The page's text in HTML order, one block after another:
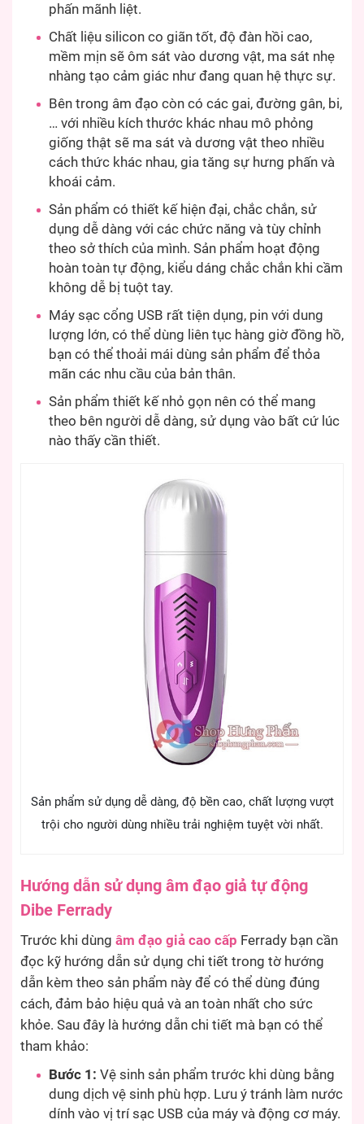
phấn mãnh liệt.
Chất liệu silicon co giãn tốt, độ đàn hồi cao,
mềm mịn sẽ ôm sát vào dương vật, ma sát nhẹ
nhàng tạo cảm giác như đang quan hệ thực sự.
Bên trong âm đạo còn có các gai, đường gân, bi,
… với nhiều kích thước khác nhau mô phỏng
giống thật sẽ ma sát và dương vật theo nhiều
cách thức khác nhau, gia tăng sự hưng phấn và
khoái cảm.
Sản phẩm có thiết kế hiện đại, chắc chắn, sử
dụng dễ dàng với các chức năng và tùy chỉnh
theo sở thích của mình. Sản phẩm hoạt động
hoàn toàn tự động, kiểu dáng chắc chắn khi cầm
không dễ bị tuột tay.
Máy sạc cổng USB rất tiện dụng, pin với dung
lượng lớn, có thể dùng liên tục hàng giờ đồng hồ,
bạn có thể thoải mái dùng sản phẩm để thỏa
mãn các nhu cầu của bản thân.
Sản phẩm thiết kế nhỏ gọn nên có thể mang
theo bên người dễ dàng, sử dụng vào bất cứ lúc
nào thấy cần thiết.
Sản phẩm sử dụng dễ dàng, độ bền cao, chất lượng vượt
trội cho người dùng nhiều trải nghiệm tuyệt vời nhất.
Hướng dẫn sử dụng âm đạo giả tự động
Dibe Ferrady
Trước khi dùng âm đạo giả cao cấp Ferrady bạn cần
đọc kỹ hướng dẫn sử dụng chi tiết trong tờ hướng
dẫn kèm theo sản phẩm này để có thể dùng đúng
cách, đảm bảo hiệu quả và an toàn nhất cho sức
khỏe. Sau đây là hướng dẫn chi tiết mà bạn có thể
tham khảo:
Bước 1: Vệ sinh sản phẩm trước khi dùng bằng
dung dịch vệ sinh phù hợp. Lưu ý tránh làm nước
dính vào vị trí sạc USB của máy và động cơ máy.